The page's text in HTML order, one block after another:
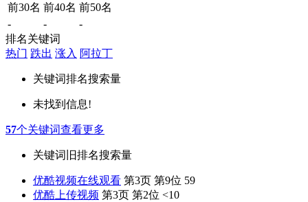
前30名 前40名 前50名
-
-
-
排名关键词
热门 跌出 涨入 阿拉丁
关键词排名搜索量
未找到信息!
57个关键词查看更多
关键词 旧排名搜索量
优酷视频在线观看 第3页 第9位 59
优酷上传视频 第3页 第2位 <10